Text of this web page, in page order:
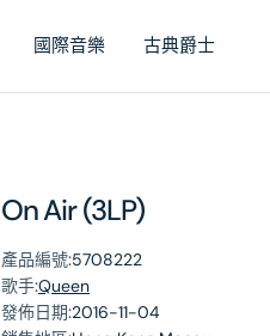
國際音樂 古典爵士
On Air (3LP)
產品編號:5708222
歌手:Queen
發佈日期:2016-11-04